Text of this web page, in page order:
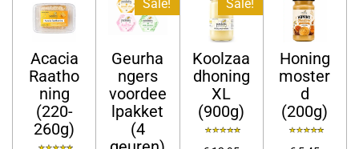
Acacia
Raatho
ning
(220-
260g)
Sale!
Geurha
ngers
voordee
lpakket
(4
Sale!
Koolzaa
dhoning
XL
(900g)
Honing
moster
d
(200g)